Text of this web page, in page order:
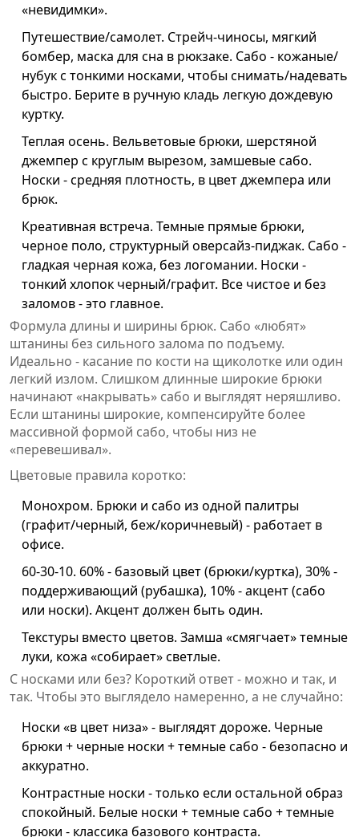
«невидимки».
Путешествие/самолет. Стрейч-чиносы, мягкий
бомбер, маска для сна в рюкзаке. Сабо - кожаные/
нубук с тонкими носками, чтобы снимать/надевать
быстро. Берите в ручную кладь легкую дождевую
куртку.
Теплая осень. Вельветовые брюки, шерстяной
джемпер с круглым вырезом, замшевые сабо.
Носки - средняя плотность, в цвет джемпера или
брюк.
Креативная встреча. Темные прямые брюки,
черное поло, структурный оверсайз-пиджак. Сабо -
гладкая черная кожа, без логомании. Носки -
тонкий хлопок черный/графит. Все чистое и без
заломов - это главное.
Формула длины и ширины брюк. Сабо «любят»
штанины без сильного залома по подъему.
Идеально - касание по кости на щиколотке или один
легкий излом. Слишком длинные широкие брюки
начинают «накрывать» сабо и выглядят неряшливо.
Если штанины широкие, компенсируйте более
массивной формой сабо, чтобы низ не
«перевешивал».
Цветовые правила коротко:
Монохром. Брюки и сабо из одной палитры
(графит/черный, беж/коричневый) - работает в
офисе.
60-30-10. 60% - базовый цвет (брюки/куртка), 30% -
поддерживающий (рубашка), 10% - акцент (сабо
или носки). Акцент должен быть один.
Текстуры вместо цветов. Замша «смягчает» темные
луки, кожа «собирает» светлые.
С носками или без? Короткий ответ - можно и так, и
так. Чтобы это выглядело намеренно, а не случайно:
Носки «в цвет низа» - выглядят дороже. Черные
брюки + черные носки + темные сабо - безопасно и
аккуратно.
Контрастные носки - только если остальной образ
спокойный. Белые носки + темные сабо + темные
брюки - классика базового контраста.